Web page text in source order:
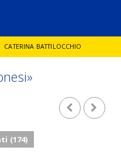
CATERINA BATTILOCCHIO
(174)